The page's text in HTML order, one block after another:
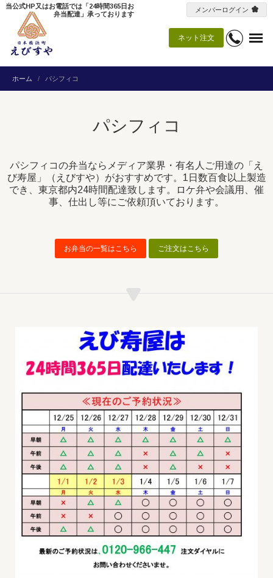
ネット注文
当公式HP又はお電話では「24時間365日お
弁当配達」承っております
メンバーログイン
ホーム パシフィコ
パシフィコ
パシフィコの弁当ならメディア業界・有名人ご用達の「え
び寿屋」（えびすや）がおすすめです。1日数百食以上製造
でき、東京都内24時間配達致します。ロケ弁や会議用、催
事、仕出し等にご依頼頂いております。
お弁当の一覧はこちら ご注文はこちら